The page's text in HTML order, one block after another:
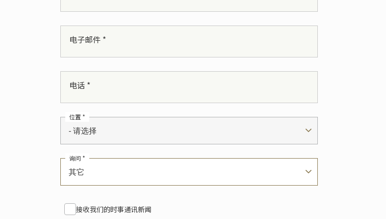
电子邮件 *
电话 *
- 请选择
位置 *
其它
询问 *
接收我们的时事通讯新闻